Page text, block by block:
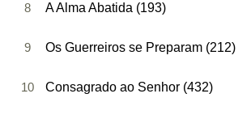
8 A Alma Abatida (193)
9 Os Guerreiros se Preparam (212)
10 Consagrado ao Senhor (432)